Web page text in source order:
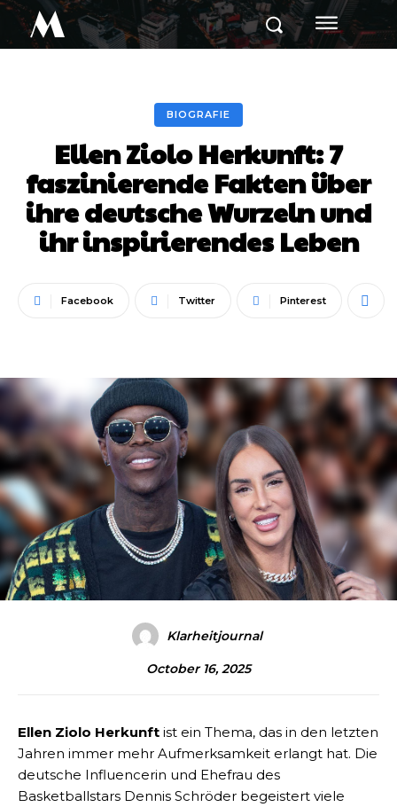
M
BIOGRAFIE
Ellen Ziolo Herkunft: 7
faszinierende Fakten über
ihre deutsche Wurzeln und
ihr inspirierendes Leben
Facebook Twitter Pinterest
Klarheitjournal
October 16, 2025
Ellen Ziolo Herkunft ist ein Thema, das in den letzten
Jahren immer mehr Aufmerksamkeit erlangt hat. Die
deutsche Influencerin und Ehefrau des
Basketballstars Dennis Schröder begeistert viele